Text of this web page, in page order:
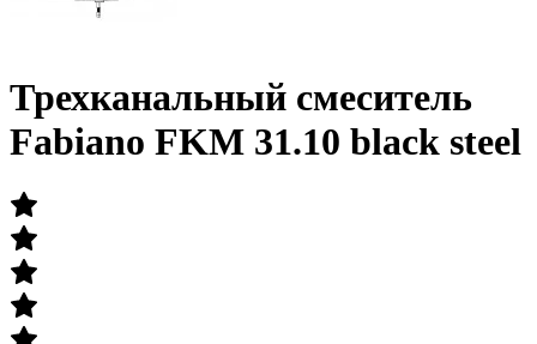
Трехканальный смеситель
Fabiano FKM 31.10 black steel